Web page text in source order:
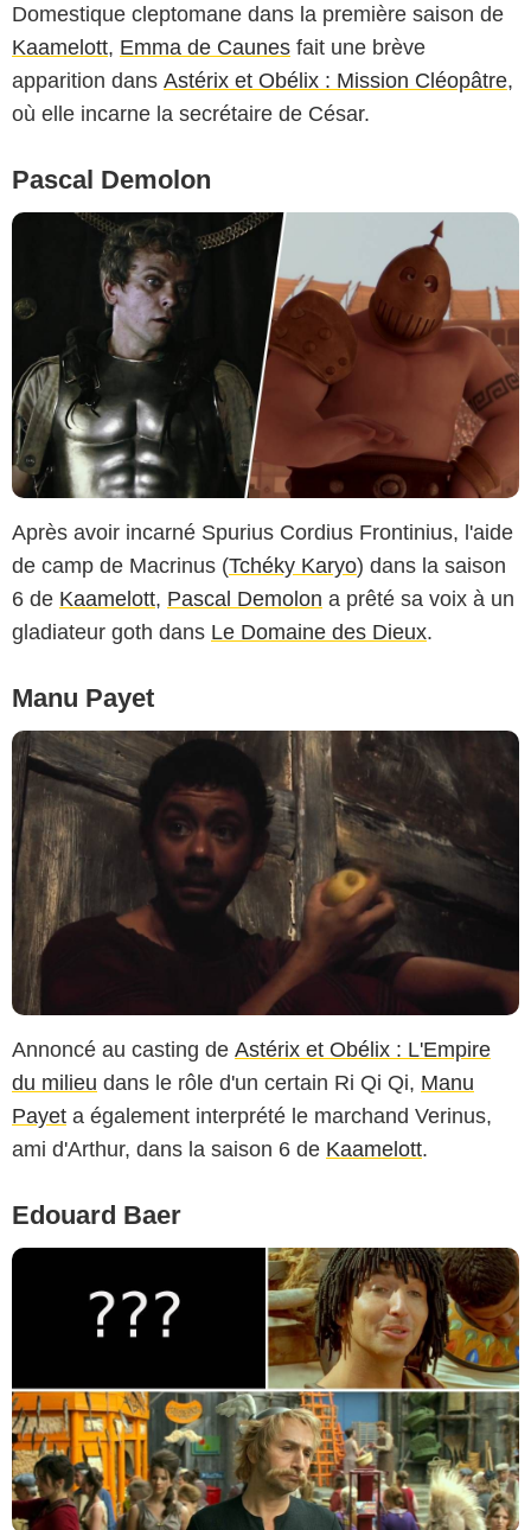
Domestique cleptomane dans la première saison de
Kaamelott, Emma de Caunes fait une brève
apparition dans Astérix et Obélix : Mission Cléopâtre,
où elle incarne la secrétaire de César.
Pascal Demolon
Après avoir incarné Spurius Cordius Frontinius, l'aide
de camp de Macrinus (Tchéky Karyo) dans la saison
6 de Kaamelott, Pascal Demolon a prêté sa voix à un
gladiateur goth dans Le Domaine des Dieux.
Manu Payet
Annoncé au casting de Astérix et Obélix : L'Empire
du milieu dans le rôle d'un certain Ri Qi Qi, Manu
Payet a également interprété le marchand Verinus,
ami d'Arthur, dans la saison 6 de Kaamelott.
Edouard Baer